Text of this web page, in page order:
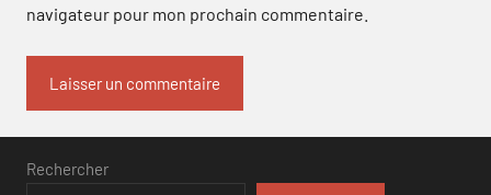
navigateur pour mon prochain commentaire.
Rechercher